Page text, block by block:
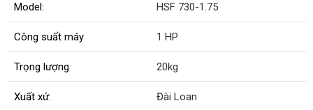
Model: HSF 730-1.75
Công suất máy 1 HP
Trọng lượng 20kg
Xuất xứ: Đài Loan